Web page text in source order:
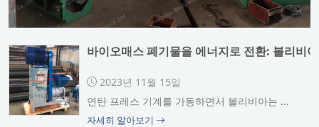
바이오매스 폐기물을 에너지로 전환: 볼리비
2023년 11월 15일
연탄 프레스 기계를 가동하면서 볼리비아는 ...
자세히 알아보기